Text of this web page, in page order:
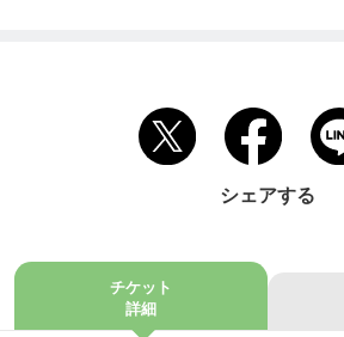
シェアする
チケット
詳細